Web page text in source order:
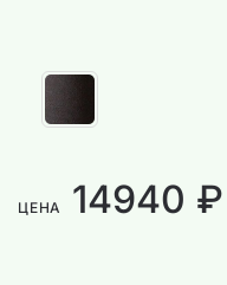
ЦЕНА 14940 ₽